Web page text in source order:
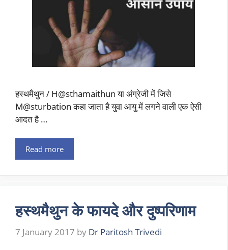
हस्थमैथुन / H@sthamaithun या अंग्रेजी में जिसे
M@sturbation कहा जाता है युवा आयु में लगने वाली एक ऐसी
आदत है …
Read more
हस्थमैथुन के फायदे और दुष्परिणाम
7 January 2017 by Dr Paritosh Trivedi